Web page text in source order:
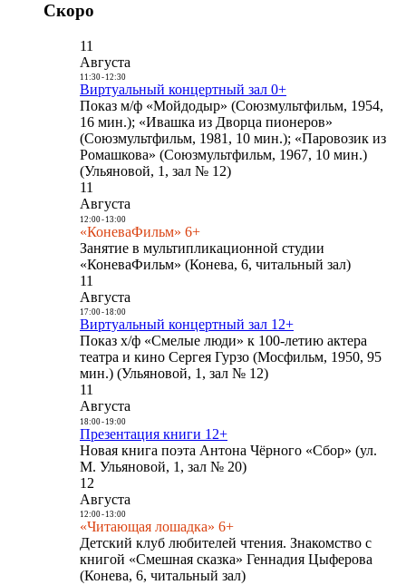
Скоро
11
Августа
11:30- 12:30
Виртуальный концертный зал 0+
Показ м/ф «Мойдодыр» (Союзмультфильм, 1954,
16 мин.); «Ивашка из Дворца пионеров»
(Союзмультфильм, 1981, 10 мин.); «Паровозик из
Ромашкова» (Союзмультфильм, 1967, 10 мин.)
(Ульяновой, 1, зал № 12)
11
Августа
12:00- 13:00
«КоневаФильм» 6+
Занятие в мультипликационной студии
«КоневаФильм» (Конева, 6, читальный зал)
11
Августа
17:00- 18:00
Виртуальный концертный зал 12+
Показ х/ф «Смелые люди» к 100-летию актера
театра и кино Сергея Гурзо (Мосфильм, 1950, 95
мин.) (Ульяновой, 1, зал № 12)
11
Августа
18:00- 19:00
Презентация книги 12+
Новая книга поэта Антона Чёрного «Сбор» (ул.
М. Ульяновой, 1, зал № 20)
12
Августа
12:00- 13:00
«Читающая лошадка» 6+
Детский клуб любителей чтения. Знакомство с
книгой «Смешная сказка» Геннадия Цыферова
(Конева, 6, читальный зал)